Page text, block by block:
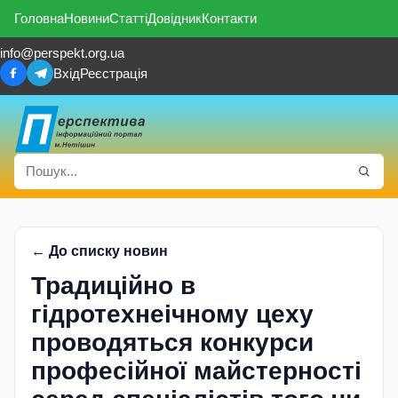
ГоловнаНовиниСтаттіДовідникКонтакти
info@perspekt.org.ua
ВхідРеєстрація
← До списку новин
Традиційно в
гідротехнеічному цеху
проводяться конкурси
професі­йної майстерності